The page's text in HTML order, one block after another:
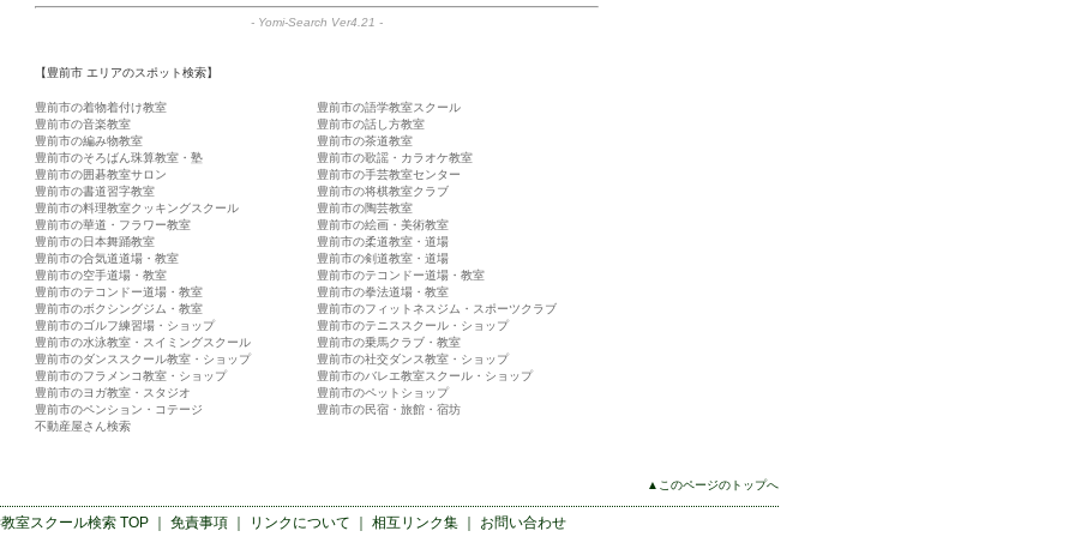
- Yomi-Search Ver4.21 -
【豊前市 エリアのスポット検索】
豊前市の着物着付け教室
豊前市の語学教室スクール
豊前市の音楽教室
豊前市の話し方教室
豊前市の編み物教室
豊前市の茶道教室
豊前市のそろばん珠算教室・塾
豊前市の歌謡・カラオケ教室
豊前市の囲碁教室サロン
豊前市の手芸教室センター
豊前市の書道習字教室
豊前市の将棋教室クラブ
豊前市の料理教室クッキングスクール
豊前市の陶芸教室
豊前市の華道・フラワー教室
豊前市の絵画・美術教室
豊前市の日本舞踊教室
豊前市の柔道教室・道場
豊前市の合気道道場・教室
豊前市の剣道教室・道場
豊前市の空手道場・教室
豊前市のテコンドー道場・教室
豊前市のテコンドー道場・教室
豊前市の拳法道場・教室
豊前市のボクシングジム・教室
豊前市のフィットネスジム・スポーツクラブ
豊前市のゴルフ練習場・ショップ
豊前市のテニススクール・ショップ
豊前市の水泳教室・スイミングスクール
豊前市の乗馬クラブ・教室
豊前市のダンススクール教室・ショップ
豊前市の社交ダンス教室・ショップ
豊前市のフラメンコ教室・ショップ
豊前市のバレエ教室スクール・ショップ
豊前市のヨガ教室・スタジオ
豊前市のペットショップ
豊前市のペンション・コテージ
豊前市の民宿・旅館・宿坊
不動産屋さん検索
▲このページのトップへ
室スクール検索TOP ｜ 免責事項｜ リンクについて 相互リンク集｜ お問い合わせ